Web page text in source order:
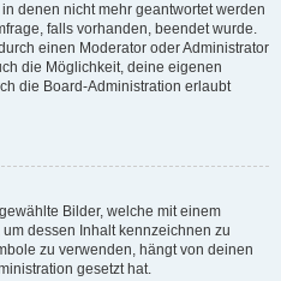
denen nicht mehr geantwortet werden
falls vorhanden, beendet wurde.
einen Moderator oder Administrator
die Möglichkeit, deine eigenen
die Board-Administration erlaubt
Bilder, welche mit einem
dessen Inhalt kennzeichnen zu
zu verwenden, hängt von deinen
gesetzt hat.